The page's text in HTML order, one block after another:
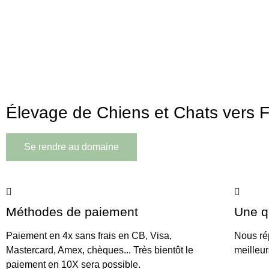
Élevage de Chiens et Chats vers
Se rendre au domaine
Méthodes de paiement
Paiement en 4x sans frais en CB, Visa,
Mastercard, Amex, chèques... Très bientôt le
paiement en 10X sera possible.
Une
Nous